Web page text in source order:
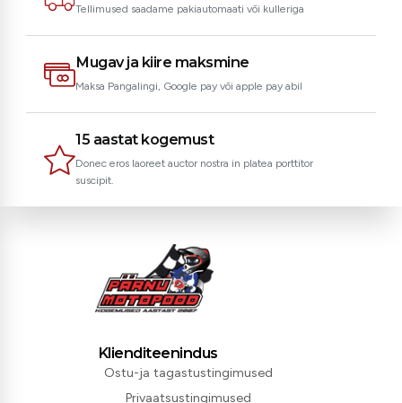
Tellimused saadame pakiautomaati või kulleriga
Mugav ja kiire maksmine
Maksa Pangalingi, Google pay või apple pay abil
15 aastat kogemust
Donec eros laoreet auctor nostra in platea porttitor
suscipit.
Klienditeenindus
Ostu-ja tagastustingimused
Privaatsustingimused